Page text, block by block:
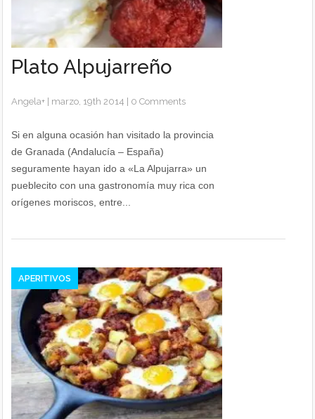
Plato Alpujarreño
Angela+ marzo, 19th 2014 0 Comments
Si en alguna ocasión han visitado la provincia
de Granada (Andalucía – España)
seguramente hayan ido a «La Alpujarra» un
pueblecito con una gastronomía muy rica con
orígenes moriscos, entre...
APERITIVOS